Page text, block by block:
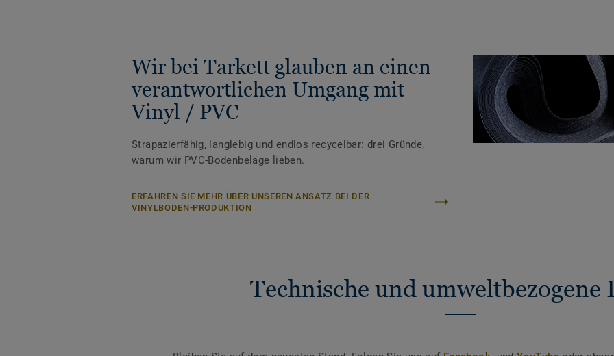
Wir bei Tarkett glauben an einen
verantwortlichen Umgang mit
Vinyl / PVC
Strapazierfähig, langlebig und endlos recycelbar: drei Gründe,
warum wir PVC-Bodenbeläge lieben.
ERFAHREN SIE MEHR ÜBER UNSEREN ANSATZ BEI DER
VINYLBODEN-PRODUKTION
Technische und umweltbezogene